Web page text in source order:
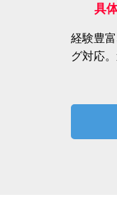
具
経験豊
グ対応